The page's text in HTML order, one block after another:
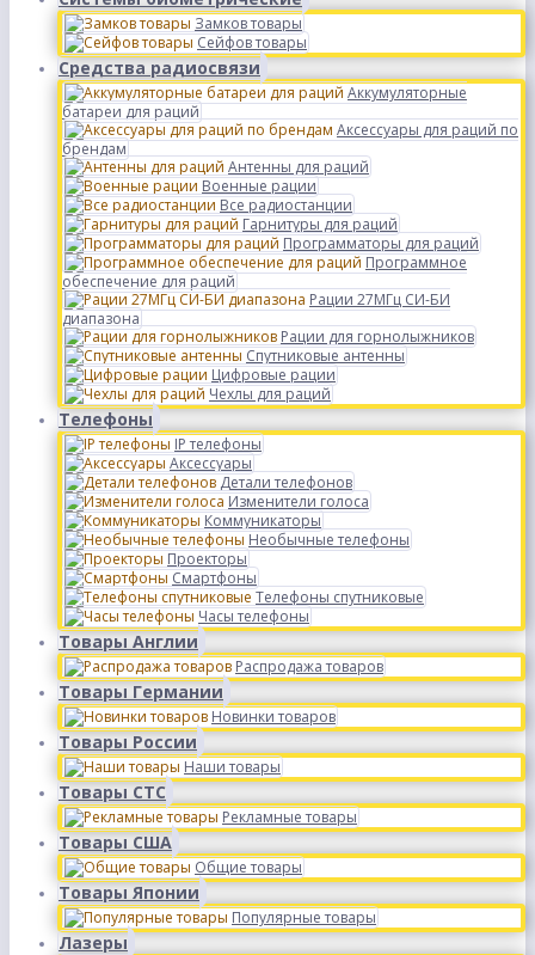
Замков товары
Сейфов товары
Средства радиосвязи
Аккумуляторные
батареи для раций
Аксессуары для раций по
брендам
Антенны для раций
Военные рации
Все радиостанции
Гарнитуры для раций
Программаторы для раций
Программное
обеспечение для раций
Рации 27МГц СИ-БИ
диапазона
Рации для горнолыжников
Спутниковые антенны
Цифровые рации
Чехлы для раций
Телефоны
IP телефоны
Аксессуары
Детали телефонов
Изменители голоса
Коммуникаторы
Необычные телефоны
Проекторы
Смартфоны
Телефоны спутниковые
Часы телефоны
Товары Англии
Распродажа товаров
Товары Германии
Новинки товаров
Товары России
Наши товары
Товары СТС
Рекламные товары
Товары США
Общие товары
Товары Японии
Популярные товары
Лазеры